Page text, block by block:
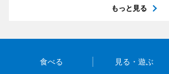
もっと見る
食べる 見る・遊ぶ